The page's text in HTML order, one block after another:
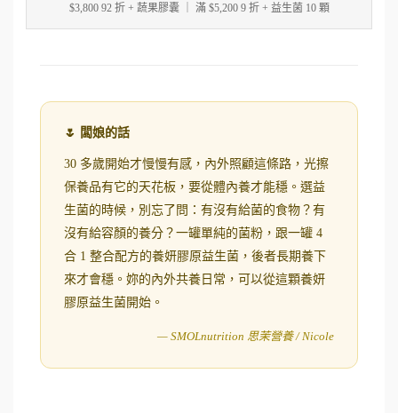
$3,800 92 折 + 蔬果膠囊 ｜ 滿 $5,200 9 折 + 益生菌 10 顆
🌷 闆娘的話
30 多歲開始才慢慢有感，內外照顧這條路，光擦
保養品有它的天花板，要從體內養才能穩。選益
生菌的時候，別忘了問：有沒有給菌的食物？有
沒有給容顏的養分？一罐單純的菌粉，跟一罐 4
合 1 整合配方的養妍膠原益生菌，後者長期養下
來才會穩。妳的內外共養日常，可以從這顆養妍
膠原益生菌開始。
— SMOLnutrition 思茉營養 / Nicole